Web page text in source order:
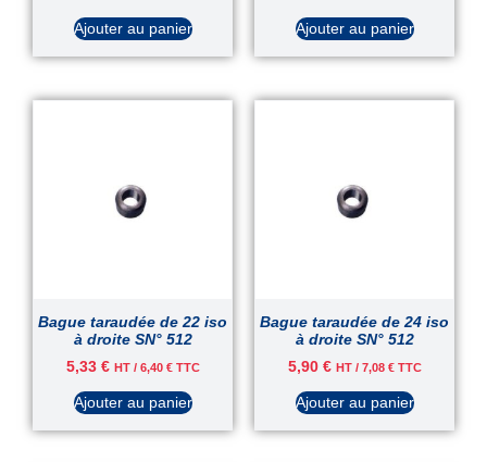
Ajouter au panier Ajouter au panier
Bague taraudée de 22 iso
à droite SN° 512
5,33 € HT / 6,40 €TTC
Ajouter au panier
Bague taraudée de 24 iso
à droite SN° 512
5,90 € HT / 7,08 €TTC
Ajouter au panier